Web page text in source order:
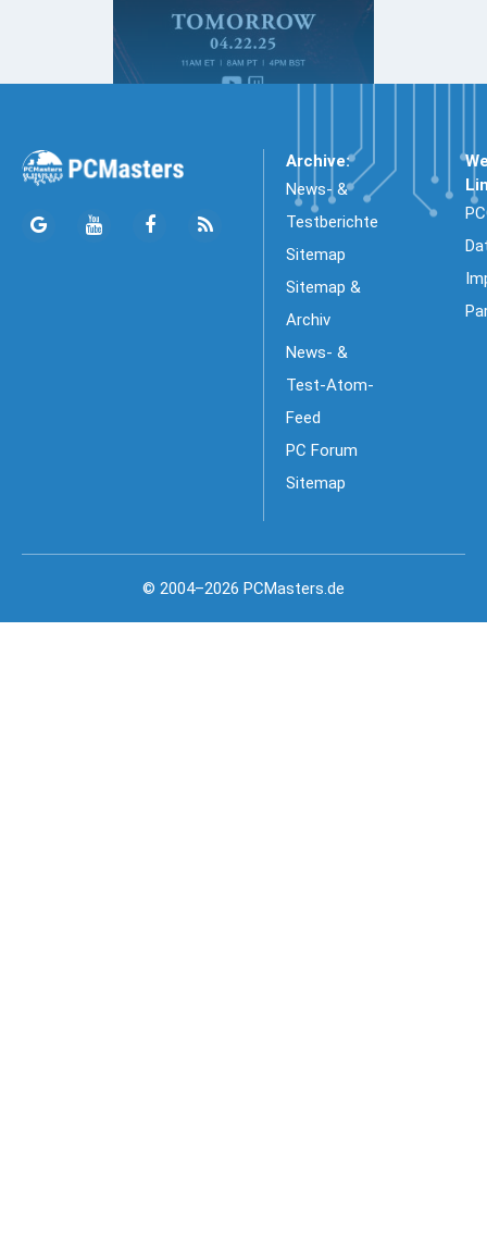
Archive:
News- &
Testberichte
Sitemap
Sitemap &
Archiv
News- &
Test-Atom-
Feed
PC Forum
Sitemap
© 2004–2026 PCMasters.de